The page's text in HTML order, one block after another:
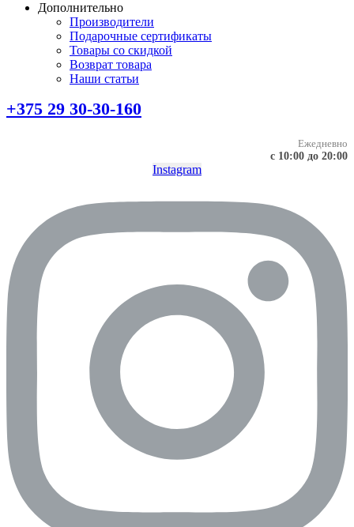
Дополнительно
Производители
Подарочные сертификаты
Товары со скидкой
Возврат товара
Наши статьи
+375 29 30-30-160
Ежедневно
с 10:00 до 20:00
Instagram